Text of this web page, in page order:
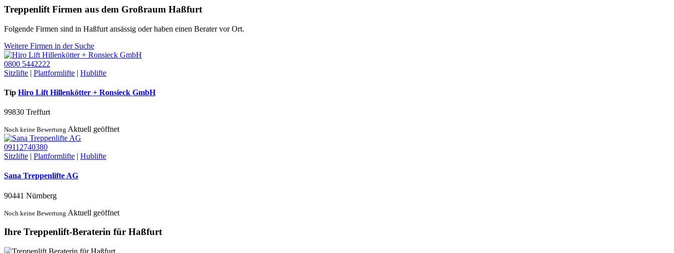
Treppenlift Firmen aus dem Großraum Haßfurt
Folgende Firmen sind in Haßfurt ansässig oder haben einen Berater vor Ort.
Weitere Firmen in der Suche
0800 5442222
Sitzlifte | Plattformlifte | Hublifte
Tip Hiro Lift Hillenkötter + Ronsieck GmbH
99830 Treffurt
Noch keine Bewertung Aktuell geöffnet
09112740380
Sitzlifte | Plattformlifte | Hublifte
Sana Treppenlifte AG
90441 Nürnberg
Noch keine Bewertung Aktuell geöffnet
Ihre Treppenlift-Beraterin für Haßfurt